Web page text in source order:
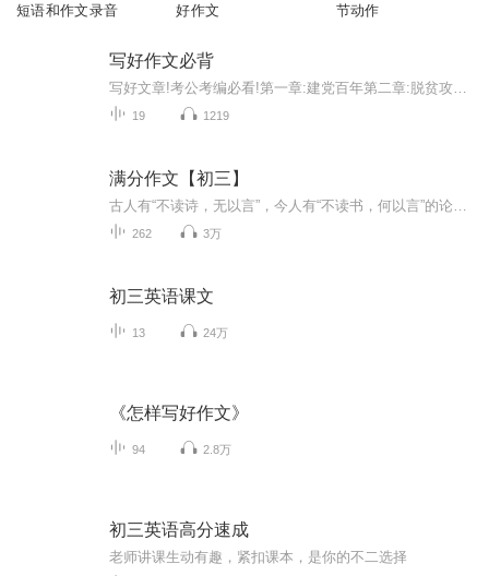
短语和作文录音
好作文
节动作
写好作文必背
19 1219
满分作文【初三】
262 3万
初三英语课文
13 24万
《怎样写好作文》
94 2.8万
初三英语高分速成
老师讲课生动有趣，紧扣课本，是你的不二选择